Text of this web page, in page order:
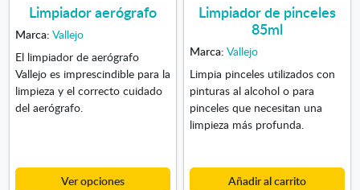
Limpiador aerógrafo
Marca: Vallejo
El limpiador de aerógrafo
Vallejo es imprescindible para la
limpieza y el correcto cuidado
del aerógrafo.
Ver opciones
Limpiador de pinceles
85ml
Marca: Vallejo
Limpia pinceles utilizados con
pinturas al alcohol o para
pinceles que necesitan una
limpieza más profunda.
Añadir al carrito